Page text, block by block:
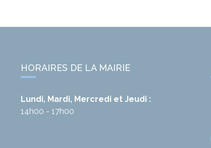
HORAIRES DE LA MAIRIE
Lundi, Mardi, Mercredi et Jeudi :
14h00 - 17h00